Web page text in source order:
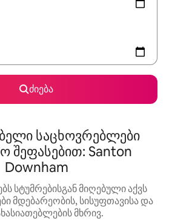
ძიება
საცხოვრებლები
შეფასებით: Santon
Downham
სტუმრებისგან მიღებული აქვს
მდებარეობის, სისუფთავისა და
მხრივ.